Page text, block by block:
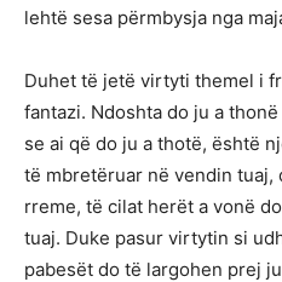
lehtë sesa përmbysja nga
Duhet të jetë virtyti themel i
fantazi. Ndoshta do ju a
se ai që do ju a thotë, është
të mbretëruar në vendin tuaj,
rreme, të cilat herët a vonë
tuaj. Duke pasur virtytin si
pabesët do të largohen prej